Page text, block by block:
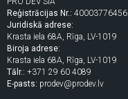
Reģistrācijas Nr.: 40003776456
Juridiskā adrese:
Krasta iela 68A, Rīga, LV-1019
Biroja adrese:
Krasta iela 68A, Rīga, LV-1019
Tālr.: +371 29 60 4089
E-pasts: prodev@prodev.lv